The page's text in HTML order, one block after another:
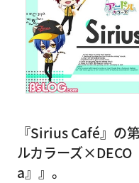
『Sirius Café』の
ルカラーズ
a』』。